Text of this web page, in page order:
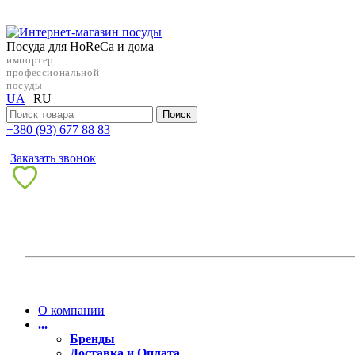
Посуда для HoReCa и дома
импортер
профессиональной
посуды
UA | RU
Поиск
+38‎0 (93) 677 88 83
Заказать звонок
О компании
...
Бренды